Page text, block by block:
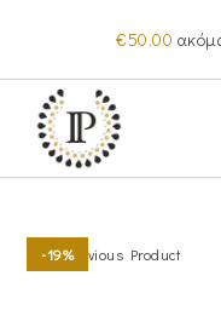
content
€50.00
-19%Previous Product